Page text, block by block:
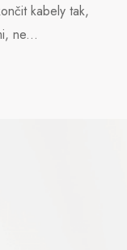
kabely tak,
ne...